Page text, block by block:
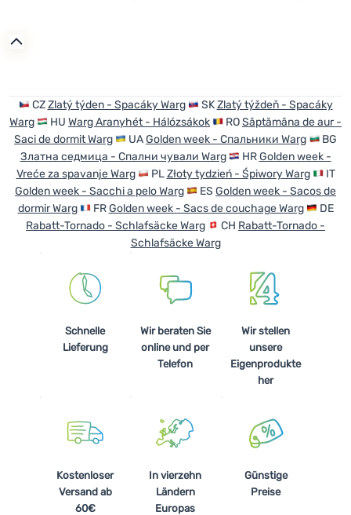
Registrieren
CZZlatý týden - Spacáky Warg SKZlatý týždeň - Spacáky
Warg
HU Warg Aranyhét - Hálózsákok ROSăptămâna de aur -
Saci de dormit Warg
UAGolden week - Спальники Warg
BG
Златна седмица - Спални чували Warg
HRGolden week -
Vreće za spavanje Warg
PLZłoty tydzień - Śpiwory Warg
IT
Golden week - Sacchi a pelo Warg
ES Golden week - Sacos de
dormir Warg
FRGolden week - Sacs de couchage Warg
DE
Rabatt-Tornado - Schlafsäcke Warg
CH Rabatt-Tornado -
Schlafsäcke Warg
Schnelle
Lieferung
Wir beraten Sie
online und per
Telefon
Wir stellen
unsere
Eigenprodukte
her
Kostenloser
Versand ab
60€
In vierzehn
Ländern
Europas
Günstige
Preise